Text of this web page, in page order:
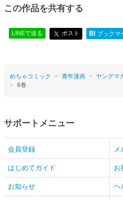
この作品を共有する
LINEで送る ポスト B! ブックマ
めちゃコミック 青年漫画 ヤングマ
6巻
サポートメニュー
会員登録
はじめてガイド お
お知らせ ヘ